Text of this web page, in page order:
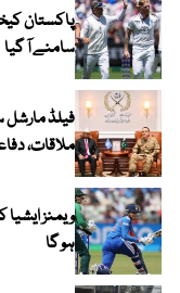
سامنے آ گیا
فیلڈ مارشل
ملاقات،
ہو گا